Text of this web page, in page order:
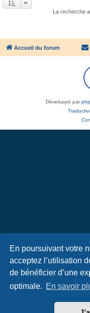
En poursuivant votre
acceptez l’utilisation
de bénéficier d’une
optimale. En savoir
La recherche
Accueil du forum
Développé par